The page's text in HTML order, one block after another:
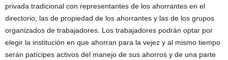
privada tradicional con representantes de los ahorrantes en el
directorio; las de propiedad de los ahorrantes y las de los grupos
organizados de trabajadores. Los trabajadores podrán optar por
elegir la institución en que ahorran para la vejez y al mismo tiempo
serán patícipes activos del manejo de sus ahorros y de una parte